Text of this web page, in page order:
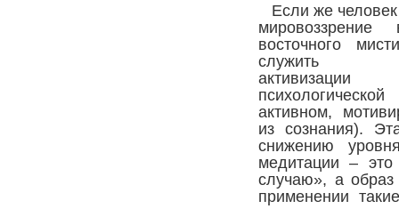
Если же
восточного
активном,
из сознания).
снижению
медитации –
случаю», а
применении